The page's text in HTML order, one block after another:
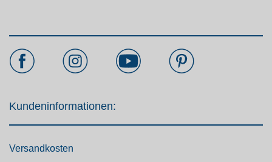
Kundeninformationen:
Versandkosten